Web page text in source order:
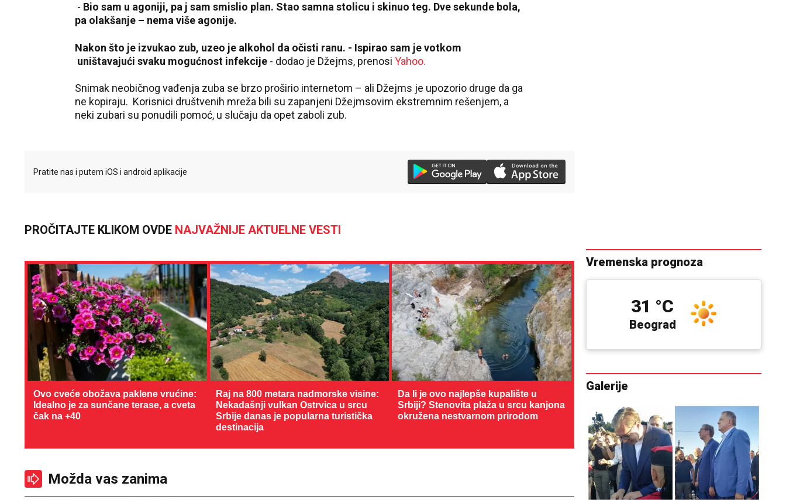
- Bio sam u agoniji, pa j sam smislio plan. Stao samna stolicu i skinuo teg. Dve sekunde bola,
pa olakšanje – nema više agonije.
Nakon što je izvukao zub, uzeo je alkohol da očisti ranu. - Ispirao sam je votkom
uništavajući svaku mogućnost infekcije - dodao je Džejms, prenosi Yahoo.
Snimak neobičnog vađenja zuba se brzo proširio internetom – ali Džejms je upozorio druge da ga
ne kopiraju. Korisnici društvenih mreža bili su zapanjeni Džejmsovim ekstremnim rešenjem, a
neki zubari su ponudili pomoć, u slučaju da opet zaboli zub.
Pratite nas i putem iOS i android aplikacije
PROČITAJTE KLIKOM OVDE NAJVAŽNIJE AKTUELNE VESTI
Ovo cveće obožava paklene vrućine:
Idealno je za sunčane terase, a cveta
čak na +40
Raj na 800 metara nadmorske visine:
Nekadašnji vulkan Ostrvica u srcu
Srbije danas je popularna turistička
destinacija
Da li je ovo najlepše kupalište u
Srbiji? Stenovita plaža u srcu kanjona
okružena nestvarnom prirodom
Možda vas zanima
Vremenska prognoza
Loznica
23 °C
Beograd
31 °C
Galerije